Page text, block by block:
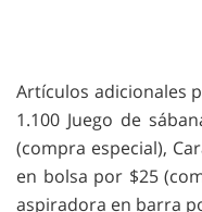
Artículos adicionales
1.100 Juego de
(compra especial),
en bolsa por $25
aspiradora en barra